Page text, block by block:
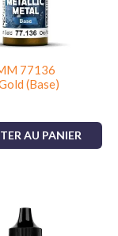
77136
(Base)
AU PANIER